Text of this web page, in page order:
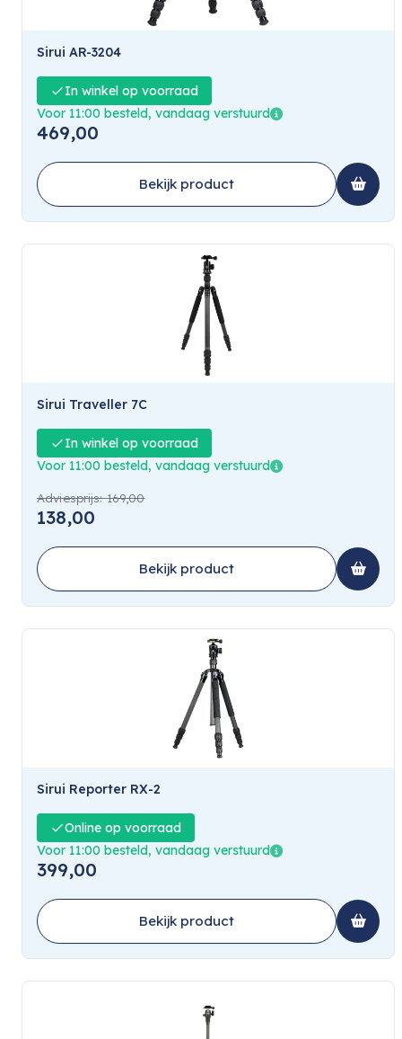
Sirui AR-3204
In winkel op voorraad
Voor 11:00 besteld, vandaag verstuurd
469,00
Bekijk product
Sirui Traveller 7C
In winkel op voorraad
Voor 11:00 besteld, vandaag verstuurd
Adviesprijs: 169,00
138,00
Bekijk product
Sirui Reporter RX-2
Online op voorraad
Voor 11:00 besteld, vandaag verstuurd
399,00
Bekijk product